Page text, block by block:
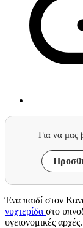
Για να μας
Ένα παιδί στον
νυχτερίδα στο
υγειονομικές αρχές.